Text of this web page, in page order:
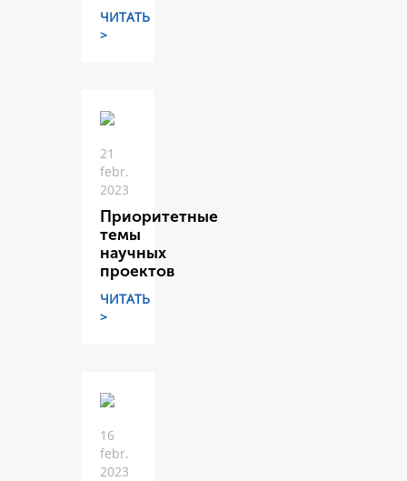
ЧИТАТЬ
>
21
febr.
2023
Приоритетные
темы
научных
проектов
ЧИТАТЬ
>
16
febr.
2023